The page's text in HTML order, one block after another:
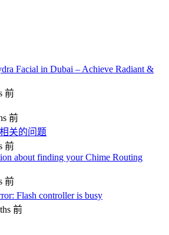
Facial in Dubai – Achieve Radiant &
前
前
关的问题
前
about finding your Chime Routing
前
Flash controller is busy
前